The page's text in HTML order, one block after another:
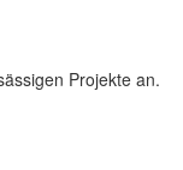
Projekte an.